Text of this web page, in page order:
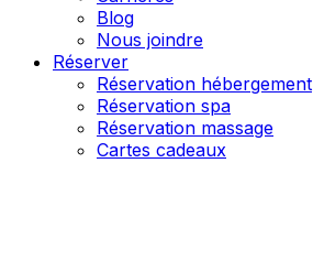
Blog
Nous joindre
Réserver
Réservation hébergement
Réservation spa
Réservation massage
Cartes cadeaux